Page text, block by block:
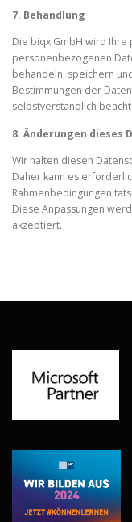
7. Behandlung
Die biqx GmbH wird
personenbezogenen
behandeln, speichern
Bestimmungen der
selbstverständlich
8. Änderungen dieses
Wir halten diesen
Daher kann es
Rahmenbedingungen
Diese Anpassungen
akzeptiert.